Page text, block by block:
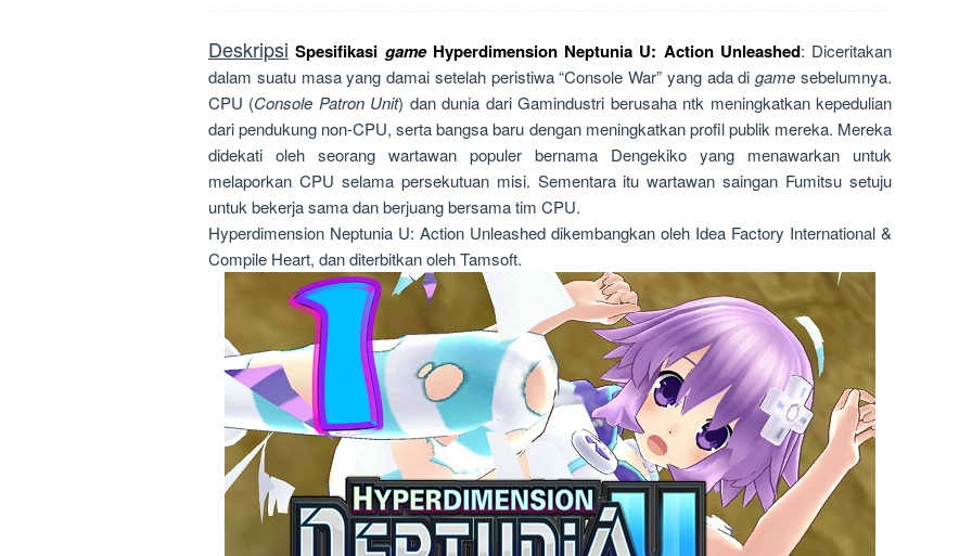
Deskripsi Spesifikasi gameHyperdimension Neptunia U: Action Unleashed: Diceritakan
dalam suatu masa yang damai setelah peristiwa “Console War” yang ada digamesebelumnya.
CPU (Console Patron Unit) dan dunia dari Gamindustri berusaha ntk meningkatkan kepedulian
dari pendukung non-CPU, serta bangsa baru dengan meningkatkan profil publik mereka. Mereka
didekati oleh seorang wartawan populer bernama Dengekiko yang menawarkan untuk
melaporkan CPU selama persekutuan misi. Sementara itu wartawan saingan Fumitsu setuju
untuk bekerja sama dan berjuang bersama tim CPU.
Hyperdimension Neptunia U: Action Unleashed dikembangkan oleh Idea Factory International &
Compile Heart, dan diterbitkan oleh Tamsoft.